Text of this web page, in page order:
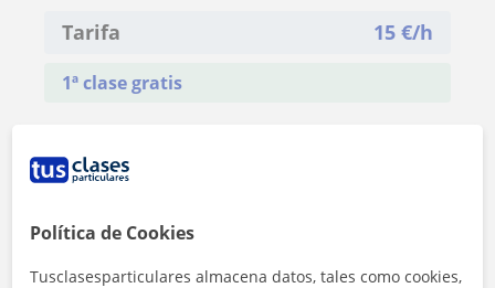
Tarifa 15 €/h
1ª clase gratis
Política de Cookies
Tusclasesparticulares almacena datos, tales como cookies,